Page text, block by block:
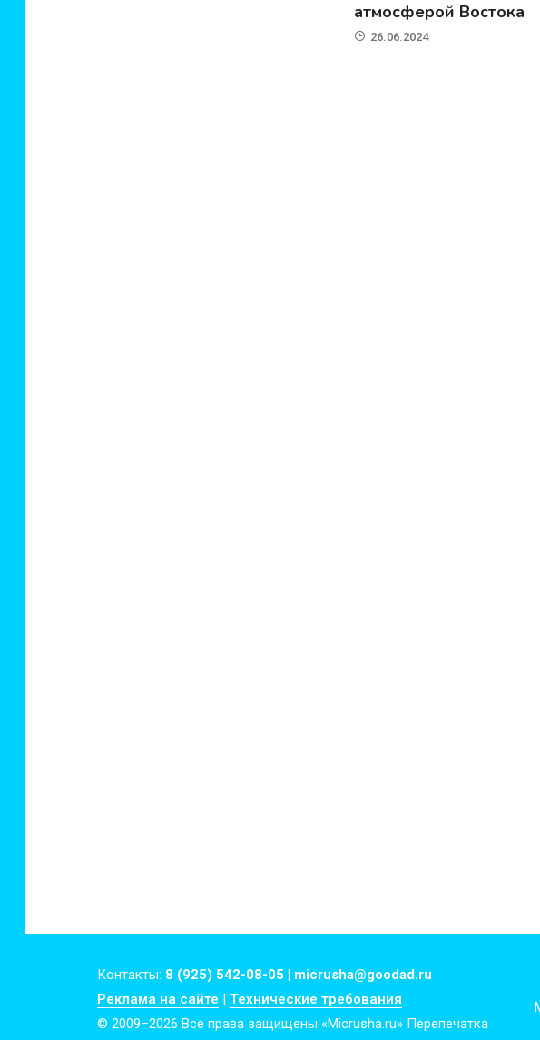
атмосферой Востока
26.06.2024
Контакты: 8 (925) 542-08-05 | micrusha@goodad.ru
Реклама на сайте | Технические требования
© 2009–2026 Все права защищены «Micrusha.ru» Перепечатка